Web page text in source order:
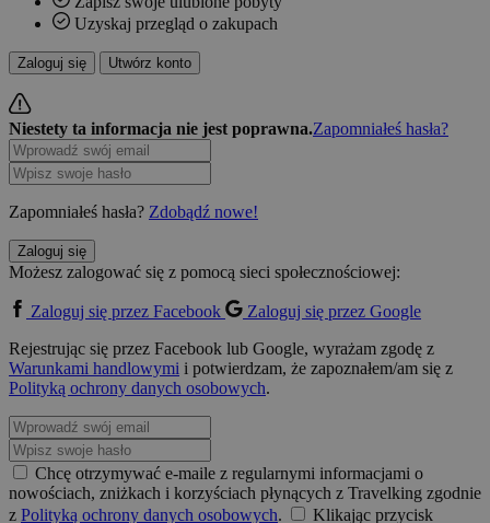
Uzyskaj przegląd o zakupach
Zaloguj się Utwórz konto
Niestety ta informacja nie jest poprawna.Zapomniałeś hasła?
Zapomniałeś hasła? Zdobądź nowe!
Zaloguj się
Możesz zalogować się z pomocą sieci społecznościowej:
Zaloguj się przez Facebook
Zaloguj się przez Google
Rejestrując się przez Facebook lub Google, wyrażam zgodę z
Warunkami handlowymi i potwierdzam, że zapoznałem/am się z
Polityką ochrony danych osobowych.
Chcę otrzymywać e-maile z regularnymi informacjami o
nowościach, zniżkach i korzyściach płynących z Travelking zgodnie
z Polityką ochrony danych osobowych. Klikając przycisk